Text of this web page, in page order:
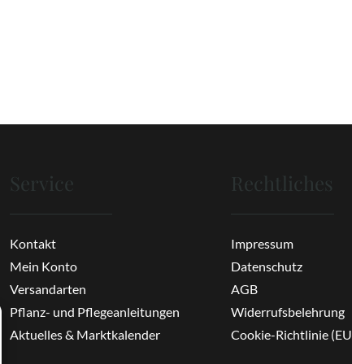
Service
Kontakt
Mein Konto
Versandarten
Pflanz- und Pflegeanleitungen
Aktuelles & Marktkalender
Rechtliches
Impressum
Datenschutz
AGB
Widerrufsbelehrung
Cookie-Richtlinie